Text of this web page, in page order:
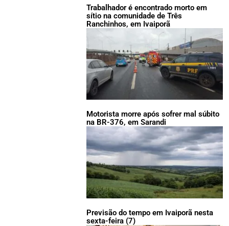
Trabalhador é encontrado morto em
sítio na comunidade de Três
Ranchinhos, em Ivaiporã
Motorista morre após sofrer mal súbito
na BR-376, em Sarandi
Previsão do tempo em Ivaiporã nesta
sexta-feira (7)